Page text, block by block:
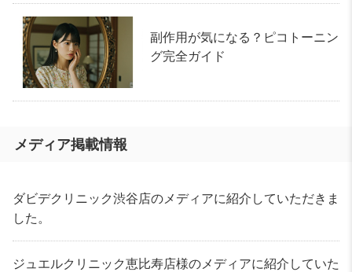
副作用が気になる？ピコトーニン
グ完全ガイド
メディア掲載情報
ダビデクリニック渋谷店のメディアに紹介していただきま
した。
ジュエルクリニック恵比寿店様のメディアに紹介していた